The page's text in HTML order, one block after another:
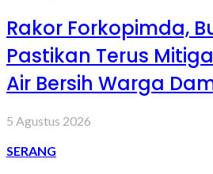
Rakor Forkopimda,
Pastikan Terus
Air Bersih Warga
5 Agustus 2026
SERANG